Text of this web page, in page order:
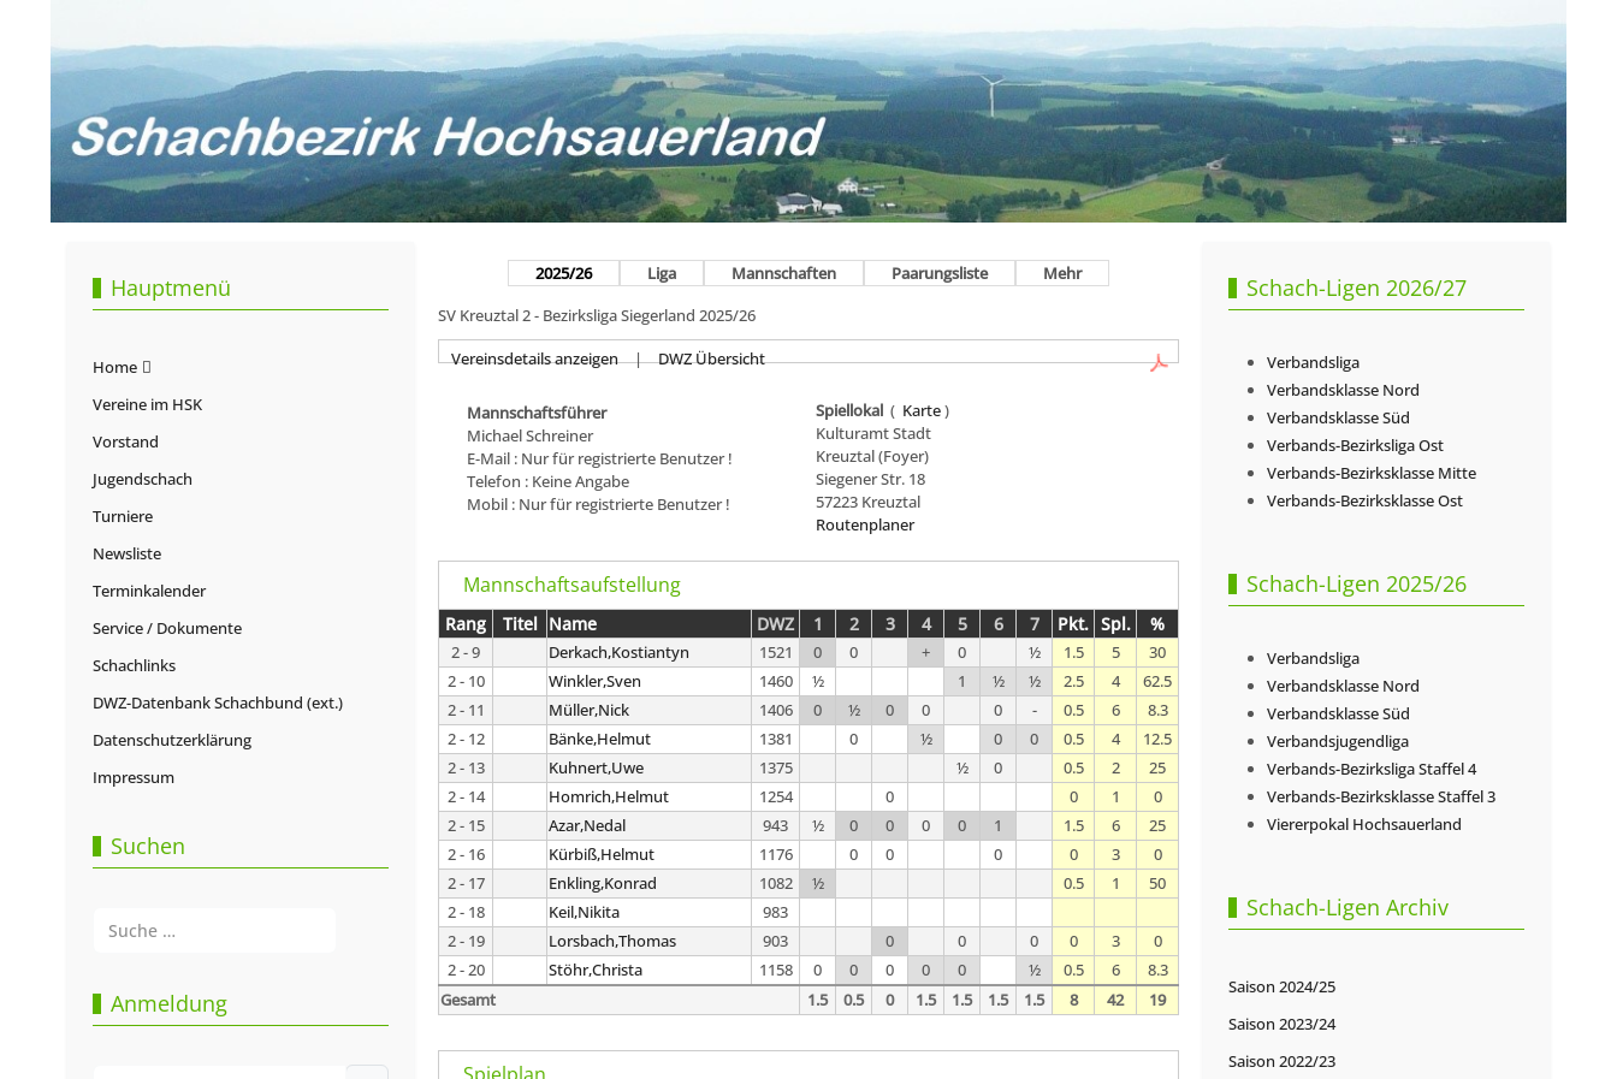
Hauptmenü
Home
Vereine im HSK
Vorstand
Jugendschach
Turniere
Newsliste
Terminkalender
Service / Dokumente
Schachlinks
DWZ-Datenbank Schachbund (ext.)
Datenschutzerklärung
Impressum
Suchen
Anmeldung
2025/26 Liga Mannschaften Paarungsliste
Mehr
SV Kreuztal 2 - Bezirksliga Siegerland 2025/26
Vereinsdetails anzeigen | DWZ Übersicht
Mannschaftsführer
Michael Schreiner
E-Mail : Nur für registrierte Benutzer !
Telefon : Keine Angabe
Mobil : Nur für registrierte Benutzer !
Spiellokal( Karte)
Kulturamt Stadt
Kreuztal (Foyer)
Siegener Str. 18
57223 Kreuztal
Routenplaner
Mannschaftsaufstellung
Rang Titel Name DWZ 1 2 3 4 5 6 7 Pkt. Spl. %
2 - 9 Derkach,Kostiantyn 1521 0 0 + 0 ½ 1.5 5
30
2 - 10
Winkler,Sven 1460 ½ 1 ½ ½ 2.5 4
62.5
2 - 11
Müller,Nick 1406 0 ½ 0 0 0 - 0.5 6
8.3
2 - 12
Bänke,Helmut 1381 0 ½ 0 0 0.5 4
12.5
2 - 13
Kuhnert,Uwe 1375 ½ 0 0.5 2
25
2 - 14
Homrich,Helmut 1254 0 0 1
0
2 - 15
Azar,Nedal 943 ½ 0 0 0 0 1 1.5 6
25
2 - 16
Kürbiß,Helmut 1176 0 0 0 0 3
0
2 - 17
Enkling,Konrad 1082 ½ 0.5 1
50
2 - 18
Keil,Nikita
983
2 - 19
Lorsbach,Thomas 903 0 0 0 0 3
0
2 - 20
Stöhr,Christa 1158 0 0 0 0 0 ½ 0.5 6
8.3
Gesamt
1.5 0.5 0 1.5 1.5 1.5 1.5 8 42 19
Schach-Ligen 2026/27
Verbandsliga
Verbandsklasse Nord
Verbandsklasse Süd
Verbands-Bezirksliga Ost
Verbands-Bezirksklasse Mitte
Verbands-Bezirksklasse Ost
Schach-Ligen 2025/26
Verbandsliga
Verbandsklasse Nord
Verbandsklasse Süd
Verbandsjugendliga
Verbands-Bezirksliga Staffel 4
Verbands-Bezirksklasse Staffel 3
Viererpokal Hochsauerland
Schach-Ligen Archiv
Saison 2024/25
Saison 2023/24
Saison 2022/23